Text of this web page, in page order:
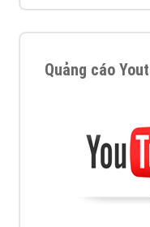
Quảng cáo